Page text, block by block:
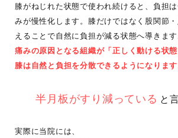
膝がねじれた状態で使われ続けると、負担
みが慢性化します。膝だけではなく股関節
えることで自然に負担が減る状態へ導きます
痛みの原因となる組織が「正しく動ける状態
膝は自然と負担を分散できるようになります
半月板がすり減っている と
実際に当院には、